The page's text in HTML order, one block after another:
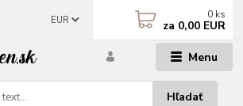
Menu
EUR
Hľadať
0 ks
za 0,00 EUR